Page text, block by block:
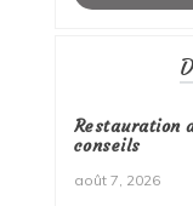
Restauration
conseils
août 7, 2026